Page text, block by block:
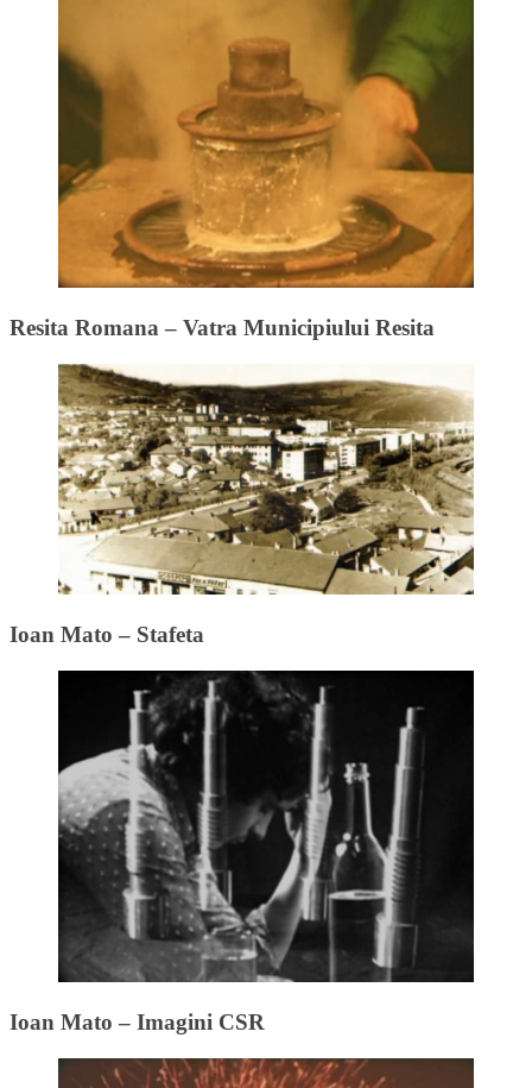
Resita Romana – Vatra Municipiului Resita
Ioan Mato – Stafeta
Ioan Mato – Imagini CSR